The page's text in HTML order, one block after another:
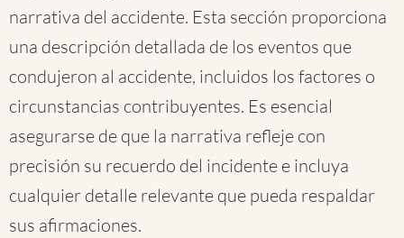
narrativa del accidente. Esta sección proporciona
una descripción detallada de los eventos que
condujeron al accidente, incluidos los factores o
circunstancias contribuyentes. Es esencial
asegurarse de que la narrativa refleje con
precisión su recuerdo del incidente e incluya
cualquier detalle relevante que pueda respaldar
sus afirmaciones.